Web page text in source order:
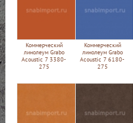
Коммерческий
линолеум Grabo
Acoustic 7 3380-
275
Коммерческий
линолеум Grabo
Acoustic 7 6180-
275